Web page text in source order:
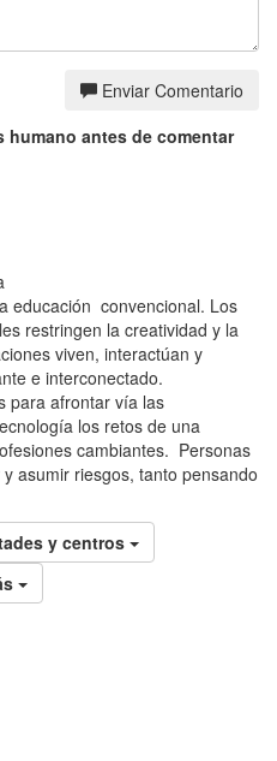
Enviar Comentario
humano antes de comentar
educación convencional. Los
restringen la creatividad y la
viven, interactúan y
e interconectado.
para afrontar vía las
los retos de una
cambiantes. Personas
asumir riesgos, tanto pensando
y centros